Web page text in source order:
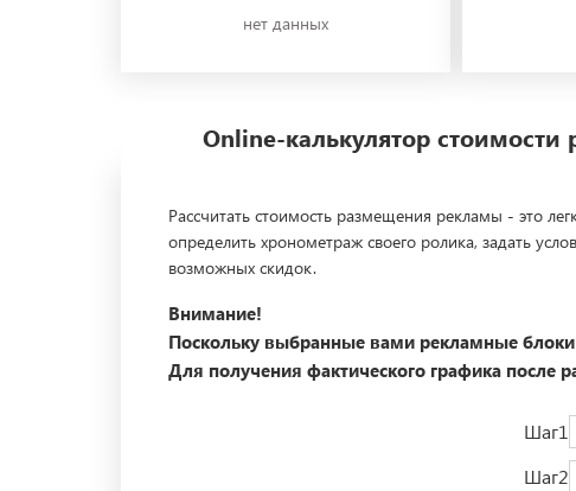
нет данных
Online-калькулятор
Рассчитать стоимость размещения рекламы - это
определить хронометраж своего ролика, задать
возможных скидок.
Внимание!
Поскольку выбранные вами рекламные
Для получения фактического графика после
Шаг1
Шаг2